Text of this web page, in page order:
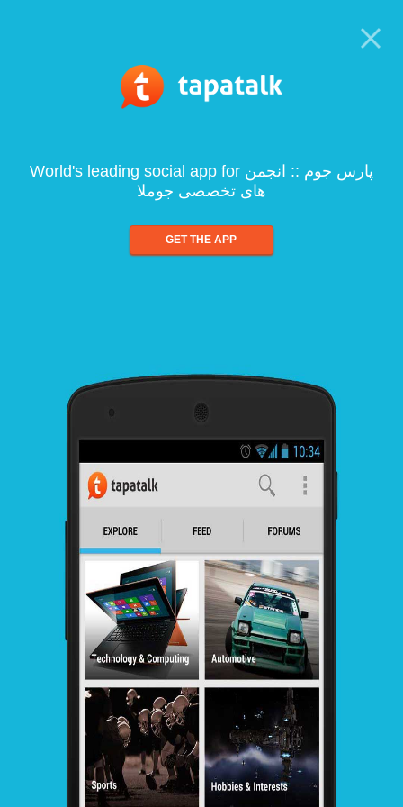
World's leading social app for پارس جوم :: انجمن
های تخصصی جوملا
GET THE APP